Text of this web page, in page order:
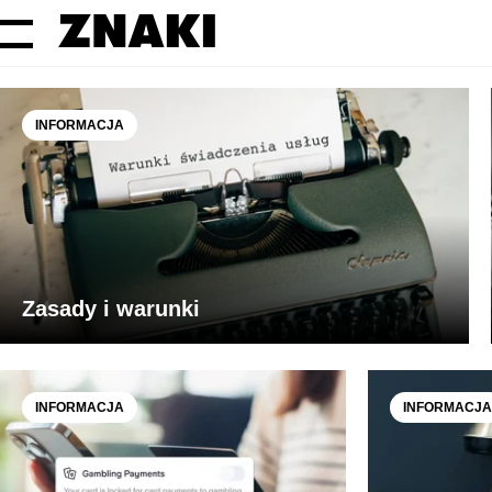
INFORMACJA
Zasady i warunki
INFORMACJA INFORMACJA